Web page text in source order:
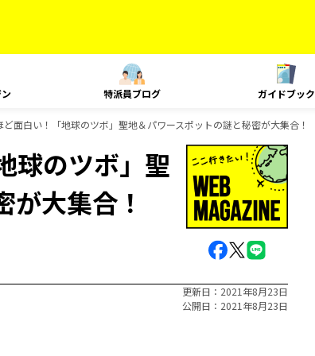
特派員ブログ ガイドブック
面白い！「地球のツボ」聖地＆パワースポットの謎と秘密が大集合！
球のツボ」聖
大集合！
更新日
2021年8月23日
公開日
2021年8月23日